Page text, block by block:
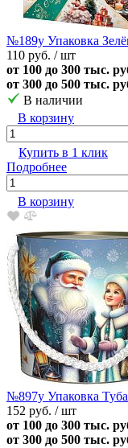
№189у Упаковка
110 руб. / шт
от 100 до 300 тыс.
от 300 до 500 тыс.
В наличии
В корзину
Купить в 1 клик
Подробнее
В корзину
№897у Упаковка
152 руб. / шт
от 100 до 300 тыс.
от 300 до 500 тыс.